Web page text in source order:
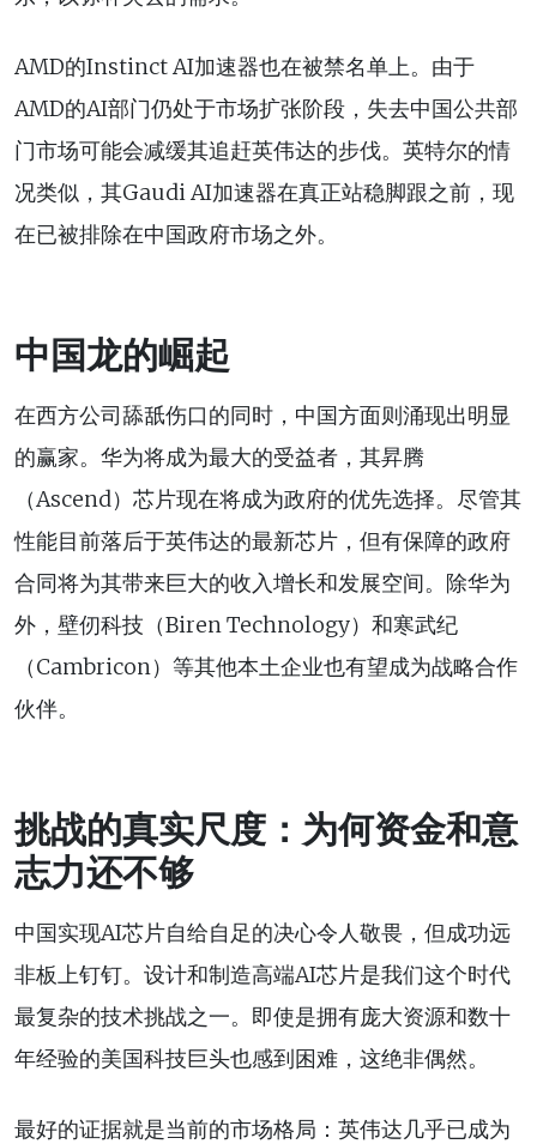
AMD的Instinct AI加速器也在被禁名单上。由于
AMD的AI部门仍处于市场扩张阶段，失去中国公共部
门市场可能会减缓其追赶英伟达的步伐。英特尔的情
况类似，其Gaudi AI加速器在真正站稳脚跟之前，现
在已被排除在中国政府市场之外。
中国龙的崛起
在西方公司舔舐伤口的同时，中国方面则涌现出明显
的赢家。华为将成为最大的受益者，其昇腾
（Ascend）芯片现在将成为政府的优先选择。尽管其
性能目前落后于英伟达的最新芯片，但有保障的政府
合同将为其带来巨大的收入增长和发展空间。除华为
外，壁仞科技（Biren Technology）和寒武纪
（Cambricon）等其他本土企业也有望成为战略合作
伙伴。
挑战的真实尺度：为何资金和意
志力还不够
中国实现AI芯片自给自足的决心令人敬畏，但成功远
非板上钉钉。设计和制造高端AI芯片是我们这个时代
最复杂的技术挑战之一。即使是拥有庞大资源和数十
年经验的美国科技巨头也感到困难，这绝非偶然。
最好的证据就是当前的市场格局：英伟达几乎已成为